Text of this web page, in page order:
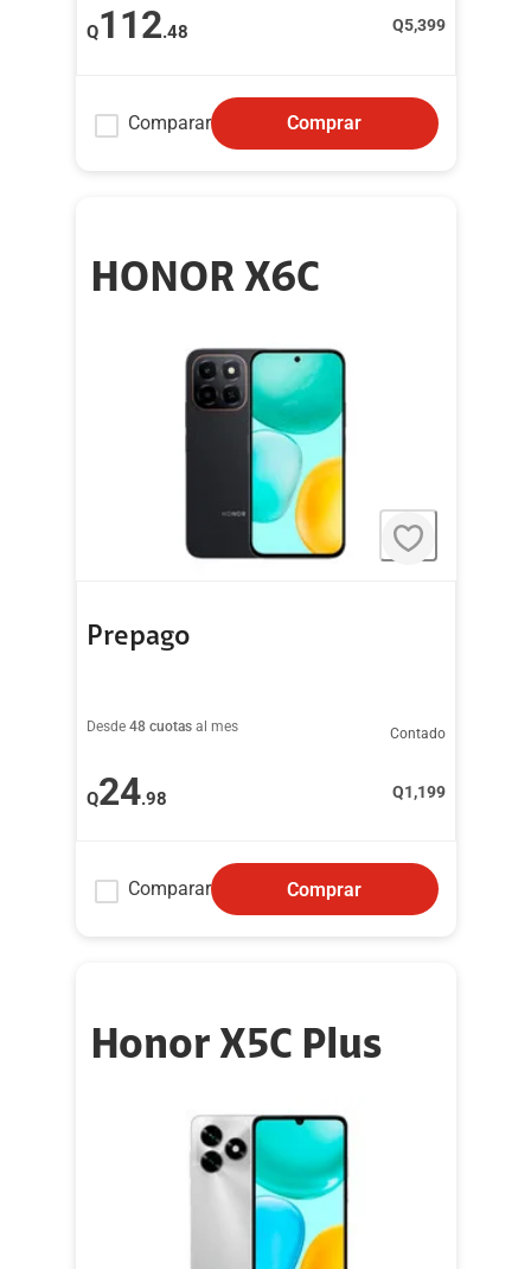
Q112.48 Q5,399
Comparar Comprar
HONOR X6C
Prepago
Desde 48 cuotas al mes
Q24.98
Contado
Q1,199
Comparar Comprar
Honor X5C Plus